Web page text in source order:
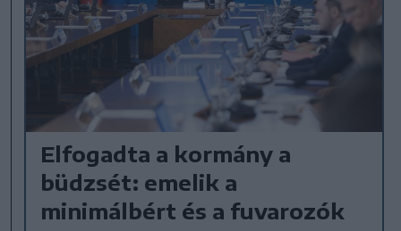
Elfogadta a kormány a
büdzsét: emelik a
minimálbért és a fuvarozók